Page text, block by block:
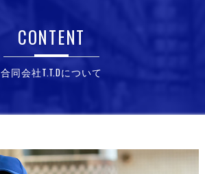
合同会社T.T.Dについて
CONTENT